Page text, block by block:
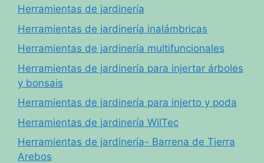
Herramientas de jardinería
Herramientas de jardinería inalámbricas
Herramientas de jardinería multifuncionales
Herramientas de jardinería para injertar árboles
y bonsais
Herramientas de jardinería para injerto y poda
Herramientas de jardinería WilTec
Herramientas de jardinería- Barrena de Tierra
Arebos